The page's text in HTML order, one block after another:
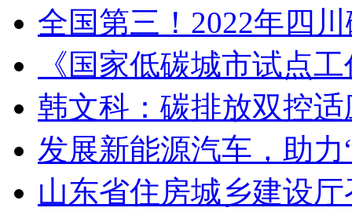
全国第三！2022年四
《国家低碳城市试点
韩文科：碳排放双控
发展新能源汽车，助力
山东省住房城乡建设